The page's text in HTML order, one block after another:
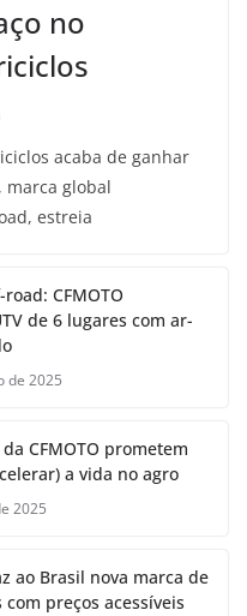
no
acaba de ganhar
marca global
estreia
CFMOTO
de 6 lugares com ar-
de 2025
da CFMOTO prometem
a vida no agro
2025
ao Brasil nova marca de
preços acessíveis